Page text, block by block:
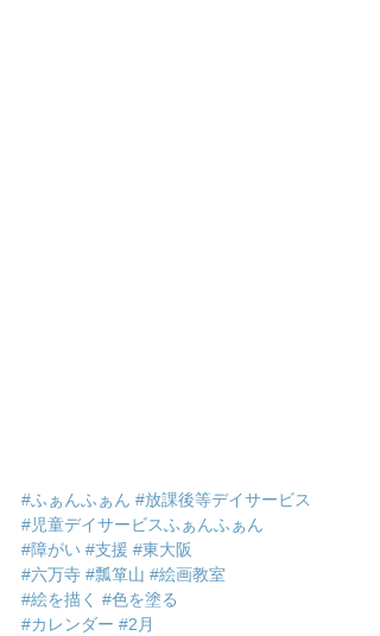
#ふぁんふぁん #放課後等デイサービス
#児童デイサービスふぁんふぁん
#障がい #支援 #東大阪
#六万寺 #瓢箪山 #絵画教室
#絵を描く #色を塗る
#カレンダー #2月